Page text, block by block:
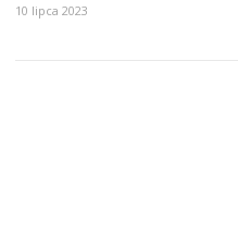
10 lipca 2023